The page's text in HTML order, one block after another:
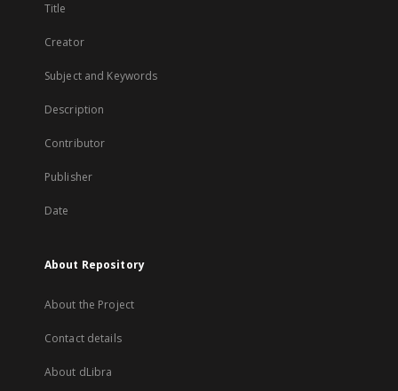
Title
Creator
Subject and Keywords
Description
Contributor
Publisher
Date
About Repository
About the Project
Contact details
About dLibra